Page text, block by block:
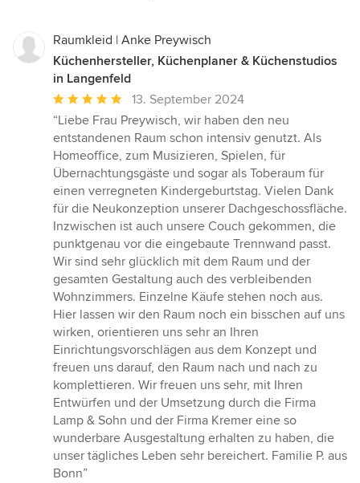
Raumkleid | Anke Preywisch
Küchenhersteller, Küchenplaner & Küchenstudios
in Langenfeld
Durchschnittliche
Bewertung:
5
von
5
Sternen
13. September 2024
“Liebe Frau Preywisch, wir haben den neu
entstandenen Raum schon intensiv genutzt. Als
Homeoffice, zum Musizieren, Spielen, für
Übernachtungsgäste und sogar als Toberaum für
einen verregneten Kindergeburtstag. Vielen Dank
für die Neukonzeption unserer Dachgeschossfläche.
Inzwischen ist auch unsere Couch gekommen, die
punktgenau vor die eingebaute Trennwand passt.
Wir sind sehr glücklich mit dem Raum und der
gesamten Gestaltung auch des verbleibenden
Wohnzimmers. Einzelne Käufe stehen noch aus.
Hier lassen wir den Raum noch ein bisschen auf uns
wirken, orientieren uns sehr an Ihren
Einrichtungsvorschlägen aus dem Konzept und
freuen uns darauf, den Raum nach und nach zu
komplettieren. Wir freuen uns sehr, mit Ihren
Entwürfen und der Umsetzung durch die Firma
Lamp & Sohn und der Firma Kremer eine so
wunderbare Ausgestaltung erhalten zu haben, die
unser tägliches Leben sehr bereichert. Familie P. aus
Bonn”